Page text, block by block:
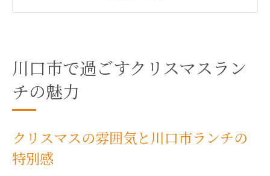
地元で味わう思い出に残るランチの魅力
季節感あふれる川口市のランチ体験を満喫
季節限定ランチで感じる川口市の魅力
冬の川口市で味わう心温まるランチ
川口市で過ごすクリスマスラン
チの魅力
クリスマスの雰囲気と川口市ランチの
特別感